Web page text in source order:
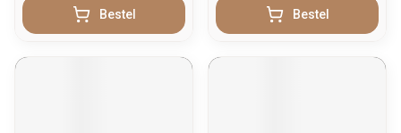
Bestel Bestel